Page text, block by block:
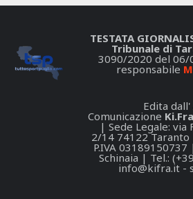
TESTATA
Tribunale di
3090/2020 del
responsabile
Edita
Comunicazione
| Sede Legale: via
2/14 74122 Taranto
P.IVA
Schinaia | Tel.:
info@kifra.it -